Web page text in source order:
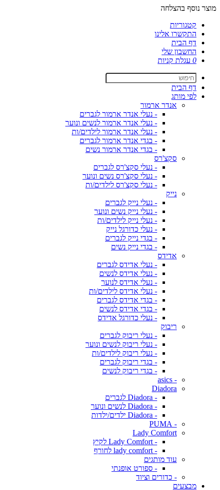
מוצר נוסף בהצלחה
קטגוריות
התקשרו אלינו
דף הבית
החשבון שלי
0 עגלת קניות
דף הבית
לפי מותג
אנדר ארמור
- נעלי אנדר ארמור לגברים
- נעלי אנדר ארמור לנשים ונוער
- נעלי אנדר ארמור לילדים/ות
- בגדי אנדר ארמור לגברים
- בגדי אנדר ארמור נשים
סקצ'רס
- נעלי סקצ'רס לגברים
- נעלי סקצ'רס נשים ונוער
- נעלי סקצ'רס לילדים/ות
נייק
- נעלי נייק לגברים
- נעלי נייק נשים ונוער
- נעלי נייק לילדים/ות
- נעלי כדורגל נייק
- בגדי נייק לגברים
- בגדי נייק נשים
אדידס
- נעלי אדידס לגברים
- נעלי אדידס לנשים
- נעלי אדידס לנוער
- נעלי אדידס לילדים/ות
- בגדי אדידס לגברים
- בגדי אדידס לנשים
- נעלי כדורגל אדידס
ריבוק
- נעלי ריבוק לגברים
- נעלי ריבוק לנשים ונוער
- נעלי ריבוק לילדים/ות
- בגדי ריבוק לגברים
- בגדי ריבוק לנשים
- asics
Diadora
- Diadora לגברים
- Diadora לנשים ונוער
- Diadora ילדים/ילדות
- PUMA
Lady Comfort
- Lady Comfort לקיץ
- lady comfort לחורף
עוד מותגים
- ספורט אופנתי
- כדורים וציוד
מבצעים